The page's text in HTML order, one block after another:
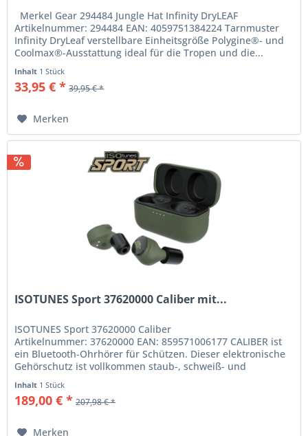
Merkel Gear 294484 Jungle Hat Infinity DryLEAF
Artikelnummer: 294484 EAN: 4059751384224 Tarnmuster
Infinity DryLeaf verstellbare Einheitsgröße Polygine®- und
Coolmax®-Ausstattung ideal für die Tropen und die...
Inhalt 1 Stück
33,95 € * 39,95 € *
Merken
ISOTUNES Sport 37620000 Caliber mit...
ISOTUNES Sport 37620000 Caliber
Artikelnummer: 37620000 EAN: 859571006177 CALIBER ist
ein Bluetooth-Ohrhörer für Schützen. Dieser elektronische
Gehörschutz ist vollkommen staub-, schweiß- und
Inhalt 1 Stück
189,00 € * 207,98 € *
Merken